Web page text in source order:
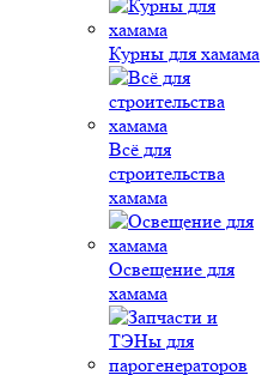
Курны для хамама
Всё для
строительства
хамама
Освещение для
хамама